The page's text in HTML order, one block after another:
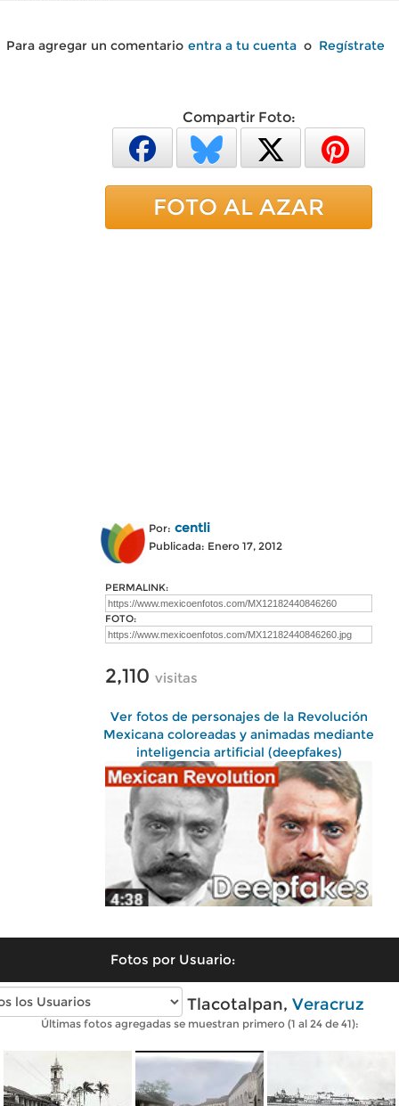
Para agregar un comentario entra a tu cuenta o Regístrate
Compartir Foto:
FOTO AL AZAR
Por: centli
Publicada: Enero 17, 2012
PERMALINK:
FOTO:
2,110 visitas
Ver fotos de personajes de la Revolución
Mexicana coloreadas y animadas mediante
inteligencia artificial (deepfakes)
Fotos por Usuario:
Fotos antiguas de Tlacotalpan, Veracruz
Últimas fotos agregadas se muestran primero (1 al 24 de 41):